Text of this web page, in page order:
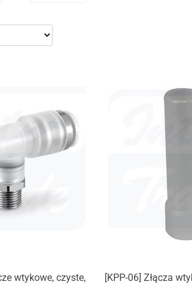
wtykowe, czyste,
[KPP-06] Złącza